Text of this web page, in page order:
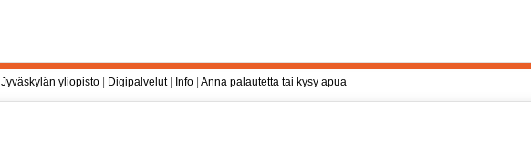
Jyväskylän yliopisto| Digipalvelut| Info| Anna palautetta tai kysy apua